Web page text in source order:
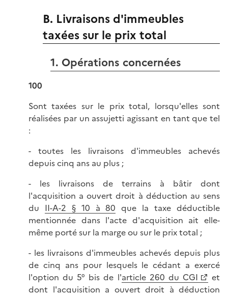
B. Livraisons d'immeubles
taxées sur le prix total
1. Opérations concernées
100
Sont taxées sur le prix total, lorsqu'elles sont
réalisées par un assujetti agissant en tant que tel
:
- toutes les livraisons d'immeubles achevés
depuis cinq ans au plus ;
- les livraisons de terrains à bâtir dont
l'acquisition a ouvert droit à déduction au sens
du II-A-2 § 10 à 80 que la taxe déductible
mentionnée dans l'acte d'acquisition ait elle-
même porté sur la marge ou sur le prix total ;
- les livraisons d'immeubles achevés depuis plus
de cinq ans pour lesquels le cédant a exercé
l'option du 5° bis de l'article 260 du CGI
et
dont l'acquisition a ouvert droit à déduction